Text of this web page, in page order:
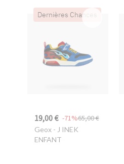
Dernières Chances
19,00 € 65,00 €
-71%
Geox - J INEK
ENFANT